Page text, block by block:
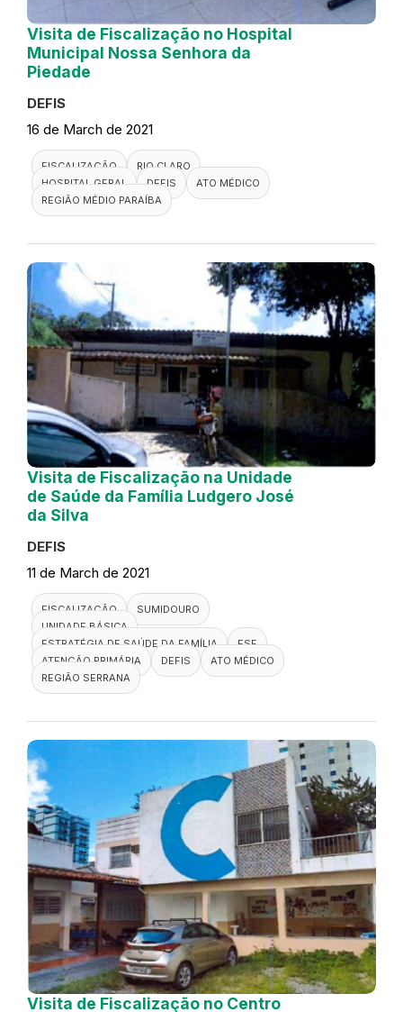
Visita de Fiscalização no Hospital
Municipal Nossa Senhora da
Piedade
DEFIS
16 de March de 2021
FISCALIZAÇÃO
RIO CLARO
HOSPITAL GERAL
DEFIS
ATO MÉDICO
REGIÃO MÉDIO PARAÍBA
Visita de Fiscalização na Unidade
de Saúde da Família Ludgero José
da Silva
DEFIS
11 de March de 2021
FISCALIZAÇÃO
SUMIDOURO
UNIDADE BÁSICA
ESTRATÉGIA DE SAÚDE DA FAMÍLIA
ESF
ATENÇÃO PRIMÁRIA
DEFIS
ATO MÉDICO
REGIÃO SERRANA
Visita de Fiscalização no Centro